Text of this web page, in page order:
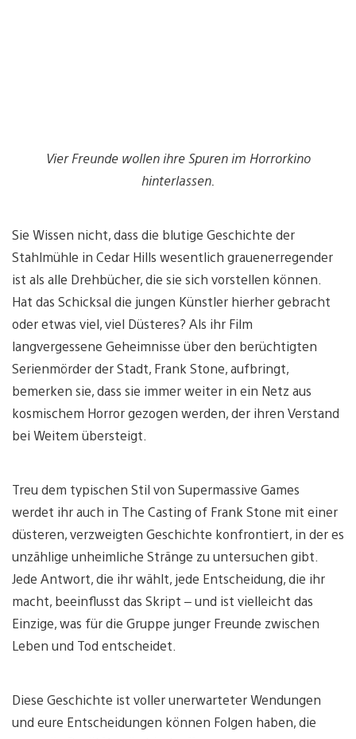
Vier Freunde wollen ihre Spuren im Horrorkino
hinterlassen.
Sie Wissen nicht, dass die blutige Geschichte der
Stahlmühle in Cedar Hills wesentlich grauenerregender
ist als alle Drehbücher, die sie sich vorstellen können.
Hat das Schicksal die jungen Künstler hierher gebracht
oder etwas viel, viel Düsteres? Als ihr Film
langvergessene Geheimnisse über den berüchtigten
Serienmörder der Stadt, Frank Stone, aufbringt,
bemerken sie, dass sie immer weiter in ein Netz aus
kosmischem Horror gezogen werden, der ihren Verstand
bei Weitem übersteigt.
Treu dem typischen Stil von Supermassive Games
werdet ihr auch in The Casting of Frank Stone mit einer
düsteren, verzweigten Geschichte konfrontiert, in der es
unzählige unheimliche Stränge zu untersuchen gibt.
Jede Antwort, die ihr wählt, jede Entscheidung, die ihr
macht, beeinflusst das Skript – und ist vielleicht das
Einzige, was für die Gruppe junger Freunde zwischen
Leben und Tod entscheidet.
Diese Geschichte ist voller unerwarteter Wendungen
und eure Entscheidungen können Folgen haben, die